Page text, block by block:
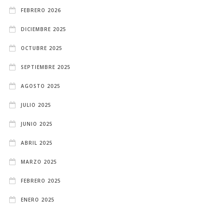
FEBRERO 2026
DICIEMBRE 2025
OCTUBRE 2025
SEPTIEMBRE 2025
AGOSTO 2025
JULIO 2025
JUNIO 2025
ABRIL 2025
MARZO 2025
FEBRERO 2025
ENERO 2025